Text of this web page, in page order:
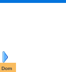
Dom